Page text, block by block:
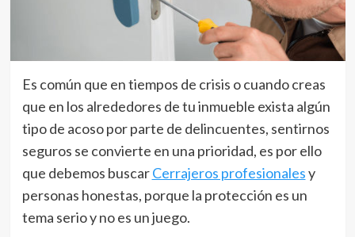
Es común que en tiempos de crisis o cuando creas
que en los alrededores de tu inmueble exista algún
tipo de acoso por parte de delincuentes, sentirnos
seguros se convierte en una prioridad, es por ello
que debemos buscarCerrajeros profesionalesy
personas honestas, porque la protección es un
tema serio y no es un juego.